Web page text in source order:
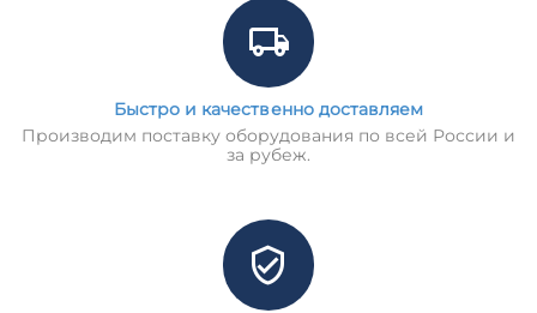
Быстро и качественно доставляем
Производим поставку оборудования по всей России и
за рубеж.